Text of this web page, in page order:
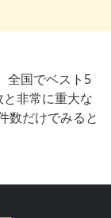
全国でベスト5
非常に重大な
数だけでみると